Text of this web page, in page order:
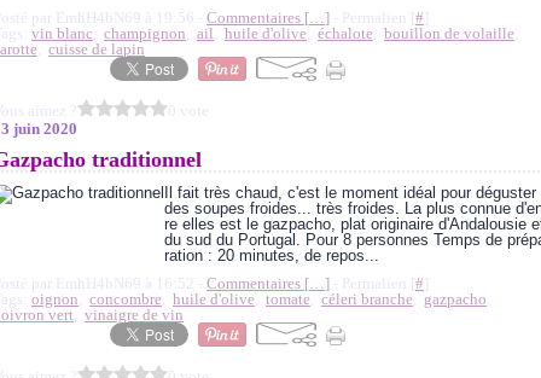
par EmhH4bN69 à 19:56 - Commentaires […] - Permalien [# ]
vin blanc, champignon, ail, huile d'olive, échalote, bouillon de volaille,
, cuisse de lapin
aimez ?
0 vote
juin 2020
traditionnel
Il fait très chaud, c'est le moment idéal pour déguster
des soupes froides... très froides. La plus connue
re elles est le gazpacho, plat originaire d'Andalousie
du sud du Portugal. Pour 8 personnes Temps de
ration : 20 minutes, de repos...
par EmhH4bN69 à 16:52 - Commentaires […] - Permalien [# ]
oignon, concombre, huile d'olive, tomate, céleri branche, gazpacho,
vert, vinaigre de vin